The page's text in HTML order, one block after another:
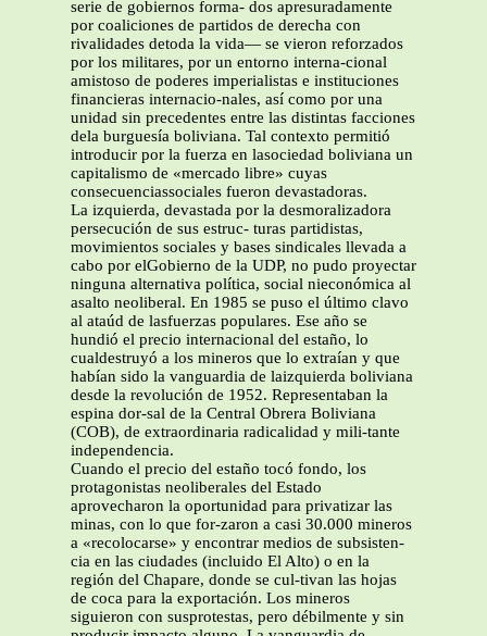
serie de gobiernos forma- dos apresuradamente
por coaliciones de partidos de derecha con
rivalidades detoda la vida— se vieron reforzados
por los militares, por un entorno interna-cional
amistoso de poderes imperialistas e instituciones
financieras internacio-nales, así como por una
unidad sin precedentes entre las distintas facciones
dela burguesía boliviana. Tal contexto permitió
introducir por la fuerza en lasociedad boliviana un
capitalismo de «mercado libre» cuyas
consecuenciassociales fueron devastadoras.
La izquierda, devastada por la desmoralizadora
persecución de sus estruc- turas partidistas,
movimientos sociales y bases sindicales llevada a
cabo por elGobierno de la UDP, no pudo proyectar
ninguna alternativa política, social nieconómica al
asalto neoliberal. En 1985 se puso el último clavo
al ataúd de lasfuerzas populares. Ese año se
hundió el precio internacional del estaño, lo
cualdestruyó a los mineros que lo extraían y que
habían sido la vanguardia de laizquierda boliviana
desde la revolución de 1952. Representaban la
espina dor-sal de la Central Obrera Boliviana
(COB), de extraordinaria radicalidad y mili-tante
independencia.
Cuando el precio del estaño tocó fondo, los
protagonistas neoliberales del Estado
aprovecharon la oportunidad para privatizar las
minas, con lo que for-zaron a casi 30.000 mineros
a «recolocarse» y encontrar medios de subsisten-
cia en las ciudades (incluido El Alto) o en la
región del Chapare, donde se cul-tivan las hojas
de coca para la exportación. Los mineros
siguieron con susprotestas, pero débilmente y sin